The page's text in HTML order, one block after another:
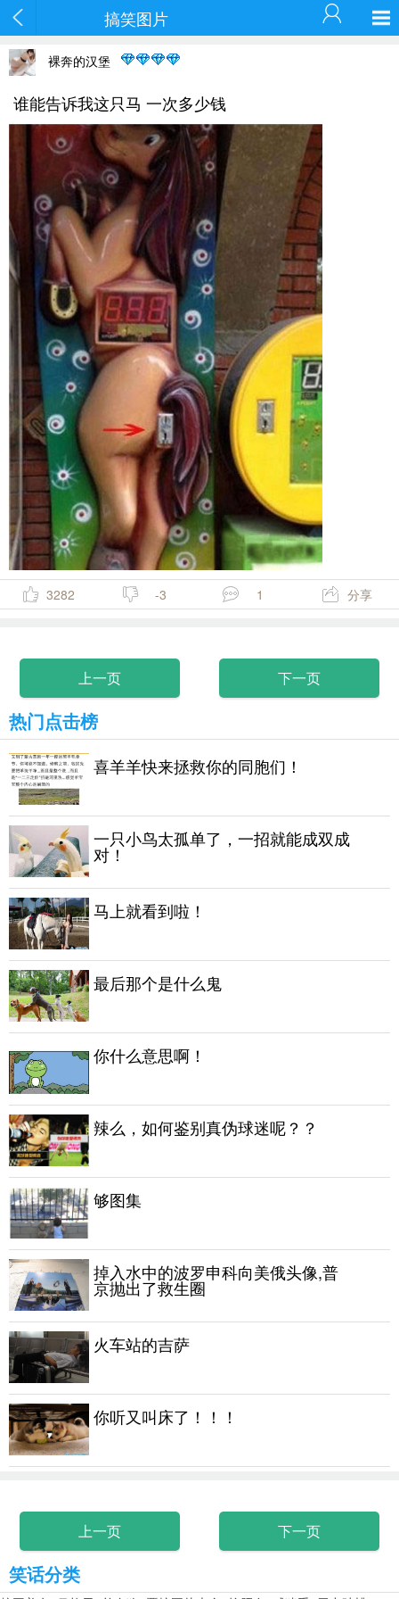
搞笑图片
裸奔的汉堡
谁能告诉我这只马 一次多少钱
3282 -3 1 分享
上一页 下一页
热门点击榜
喜羊羊快来拯救你的同胞们！
一只小鸟太孤单了，一招就能成双成
对！
马上就看到啦！
最后那个是什么鬼
你什么意思啊！
辣么，如何鉴别真伪球迷呢？？
够图集
掉入水中的波罗申科向美俄头像,普
京抛出了救生圈
火车站的吉萨
你听又叫床了！！！
上一页 下一页
笑话分类